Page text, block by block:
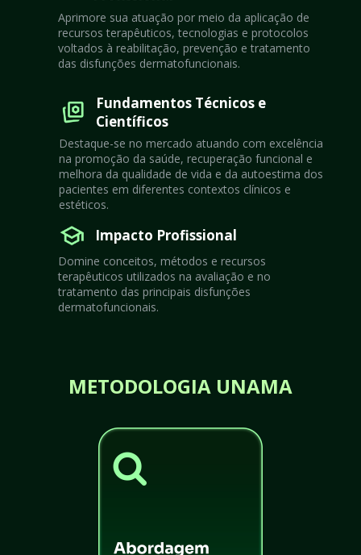
Fundamentos Técnicos e
Científicos
Impacto Profissional
Aprimore sua atuação por meio da aplicação de
recursos terapêuticos, tecnologias e protocolos
voltados à reabilitação, prevenção e tratamento
das disfunções dermatofuncionais.
Domine conceitos, métodos e recursos
terapêuticos utilizados na avaliação e no
tratamento das principais disfunções
dermatofuncionais.
Destaque-se no mercado atuando com excelência
na promoção da saúde, recuperação funcional e
melhora da qualidade de vida e da autoestima dos
pacientes em diferentes contextos clínicos e
estéticos.
METODOLOGIA UNAMA